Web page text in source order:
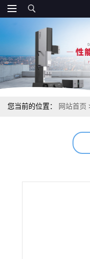
您当前的位置： 网站首页